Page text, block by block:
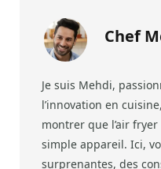
Chef
Je suis Mehdi,
l’innovation en
montrer que l’air
simple appareil. Ici,
surprenantes, des